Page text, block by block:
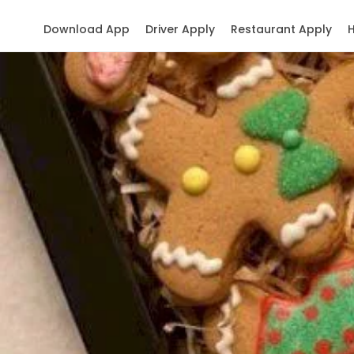
Restaurant Apply
Driver Apply
Download App